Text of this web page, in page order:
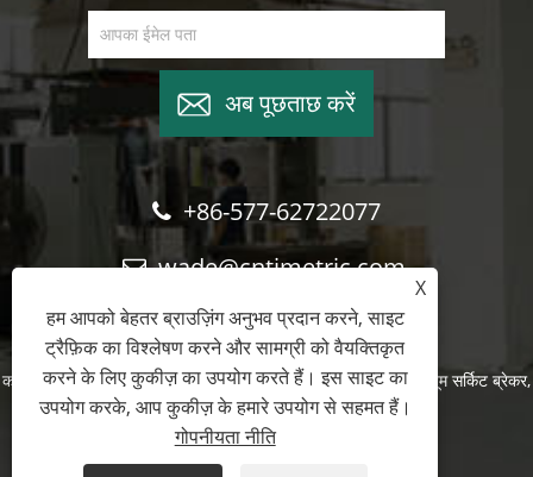
अब पूछताछ करें
+86-577-62722077
wade@cntimetric.com
कॉपीराइट © 2022 वानजाउ शुयी आयात और निर्यात कंपनी लिमिटेड - वैक्यूम सर्किट ब्रेकर,
आइसोलेशन स्विच, लोड स्विच - सर्वाधिकार सुरक्षित
Sitemap RSS
X
हम आपको बेहतर ब्राउज़िंग अनुभव प्रदान करने, साइट
ट्रैफ़िक का विश्लेषण करने और सामग्री को वैयक्तिकृत
करने के लिए कुकीज़ का उपयोग करते हैं। इस साइट का
उपयोग करके, आप कुकीज़ के हमारे उपयोग से सहमत हैं।
गोपनीयता नीति